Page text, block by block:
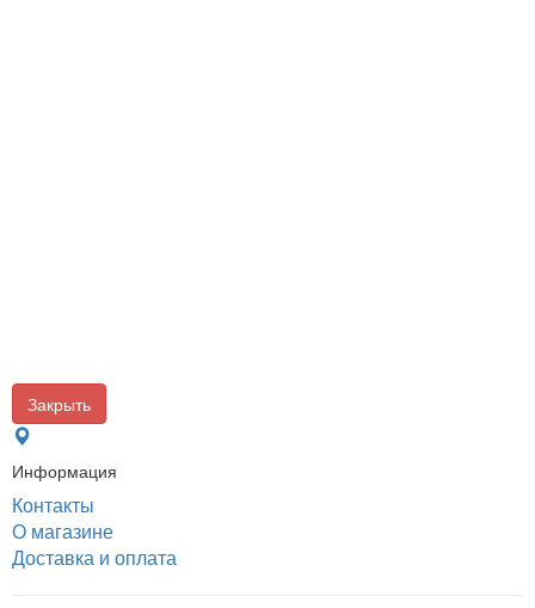
Закрыть
Информация
Контакты
О магазине
Доставка и оплата